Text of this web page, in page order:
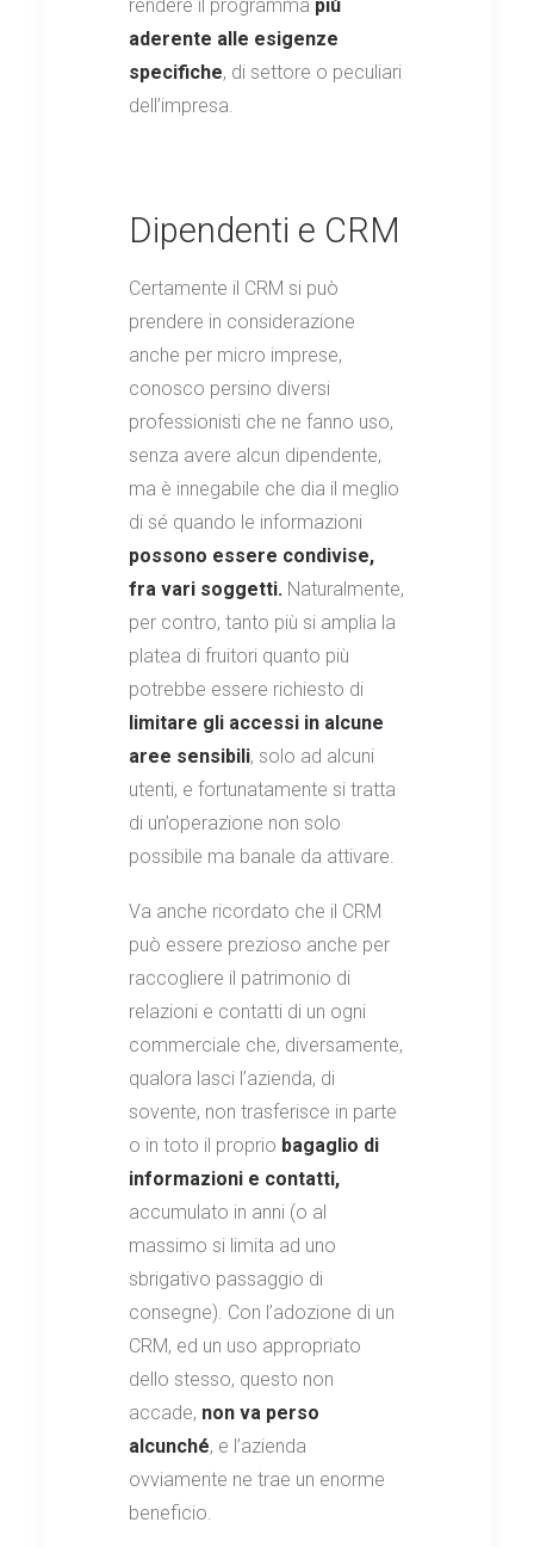
rendere il programma più
aderente alle esigenze
specifiche, di settore o peculiari
dell’impresa.
Dipendenti e CRM
Certamente il CRM si può
prendere in considerazione
anche per micro imprese,
conosco persino diversi
professionisti che ne fanno uso,
senza avere alcun dipendente,
ma è innegabile che dia il meglio
di sé quando le informazioni
possono essere condivise,
fra vari soggetti. Naturalmente,
per contro, tanto più si amplia la
platea di fruitori quanto più
potrebbe essere richiesto di
limitare gli accessi in alcune
aree sensibili, solo ad alcuni
utenti, e fortunatamente si tratta
di un’operazione non solo
possibile ma banale da attivare.
Va anche ricordato che il CRM
può essere prezioso anche per
raccogliere il patrimonio di
relazioni e contatti di un ogni
commerciale che, diversamente,
qualora lasci l’azienda, di
sovente, non trasferisce in parte
o in toto il proprio bagaglio di
informazioni e contatti,
accumulato in anni (o al
massimo si limita ad uno
sbrigativo passaggio di
consegne). Con l’adozione di un
CRM, ed un uso appropriato
dello stesso, questo non
accade, non va perso
alcunché, e l’azienda
ovviamente ne trae un enorme
beneficio.